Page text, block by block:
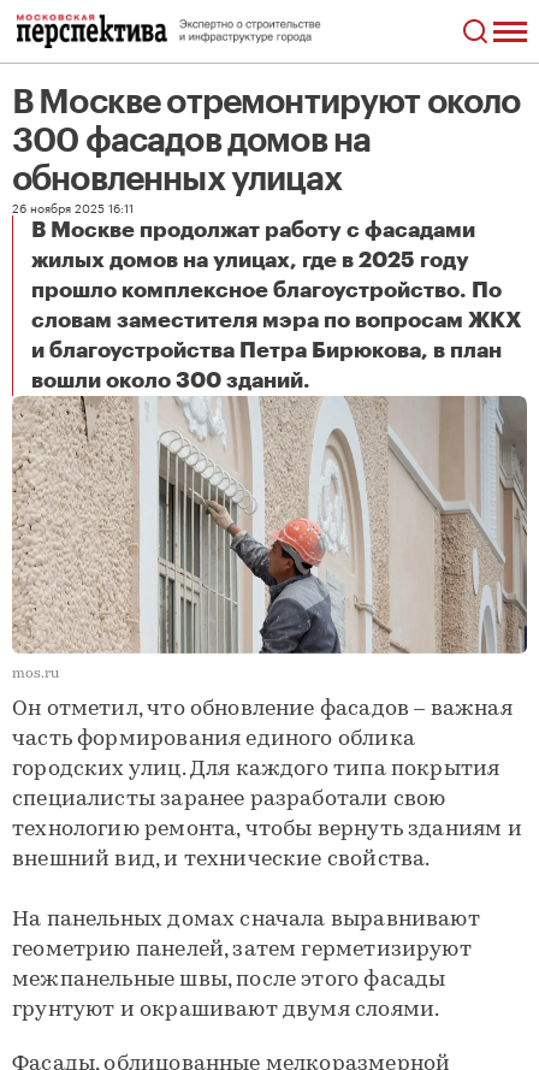
В Москве отремонтируют около
300 фасадов домов на
обновленных улицах
26 ноября 2025 16:11
В Москве продолжат работу с фасадами
жилых домов на улицах, где в 2025 году
прошло комплексное благоустройство. По
словам заместителя мэра по вопросам ЖКХ
и благоустройства Петра Бирюкова, в план
вошли около 300 зданий.
mos.ru
Он отметил, что обновление фасадов – важная
часть формирования единого облика
городских улиц. Для каждого типа покрытия
специалисты заранее разработали свою
технологию ремонта, чтобы вернуть зданиям и
внешний вид, и технические свойства.
На панельных домах сначала выравнивают
геометрию панелей, затем герметизируют
межпанельные швы, после этого фасады
грунтуют и окрашивают двумя слоями.
Фасады, облицованные мелкоразмерной